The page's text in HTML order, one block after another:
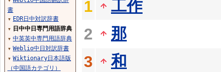
1
工作
2
那
3
和
書
▼ EDR日中対訳辞書
▼ 日中中日専門用語辞典
▼ 中英英中専門用語辞典
▼ Weblio中日対訳辞書
▼ Wiktionary日本語版
（中国語カテゴリ）